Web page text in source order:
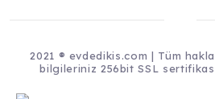
2021 ® evdedikis.com | Tüm
bilgileriniz 256bit SSL